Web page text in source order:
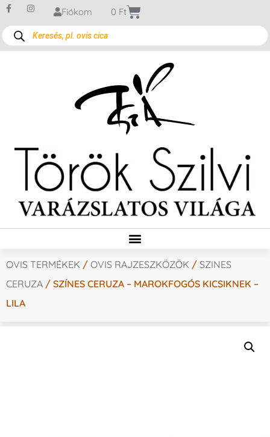
Fiókom 0 Ft
OVIS TERMÉKEK / OVIS RAJZESZKÖZÖK / SZINES
CERUZA / SZÍNES CERUZA – MAROKFOGÓS KICSIKNEK –
LILA